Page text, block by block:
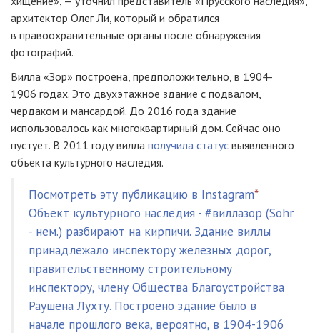
архитектор Олег Ли, который и обратился
в правоохранительные органы после обнаружения
фотографий.
Вилла «Зор» построена, предположительно, в 1904-
1906 годах. Это двухэтажное здание с подвалом,
чердаком и мансардой. До 2016 года здание
использовалось как многоквартирный дом. Сейчас оно
пустует. В 2011 году вилла получила статус выявленного
объекта культурного наследия.
Посмотреть эту публикацию в Instagram*
Объект культурного наследия - #виллазор (Sohr
- нем.) разбирают на кирпичи. Здание виллы
принадлежалo инспектору железных дорог,
правительственному строительному
инспектору, члену Общества Благоустройства
Раушена Лухту. Построено здание было в
начале прошлого века, вероятно, в 1904-1906